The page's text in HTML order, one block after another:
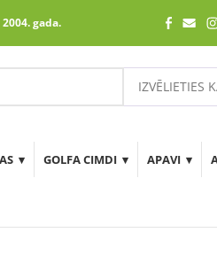
gada.
IZVĒLIETIES
GOLFA CIMDI APAVI